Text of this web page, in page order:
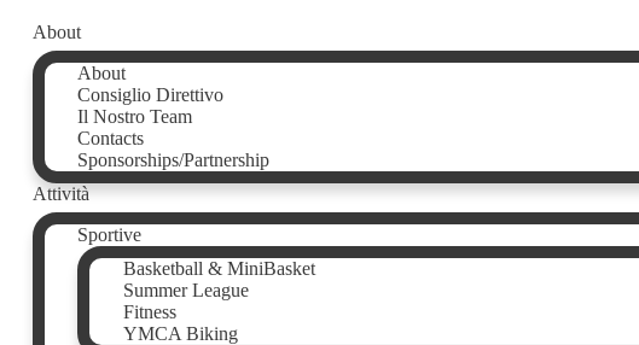
About
About
Consiglio Direttivo
Il Nostro Team
Contacts
Sponsorships/Partnership
Attività
Sportive
Basketball & MiniBasket
Summer League
Fitness
YMCA Biking